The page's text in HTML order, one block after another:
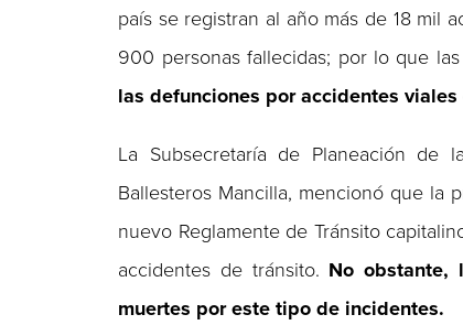
país se registran al año más de 18 mil
900 personas fallecidas; por lo que
las defunciones por accidentes
La Subsecretaría de Planeación de
Ballesteros Mancilla, mencionó que la
nuevo Reglamente de Tránsito
accidentes de tránsito. No obstante,
muertes por este tipo de incidentes.